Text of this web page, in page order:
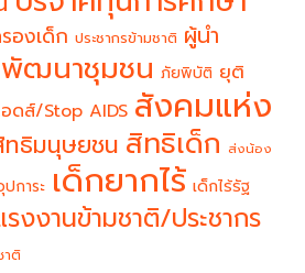
องเด็ก ประชากรข้ามชาติ ผู้นำ
พัฒนาชุมชน ภัยพิบัติ ยุติ
ดส์/Stop AIDS สังคมแห่ง
ธิมนุษยชน สิทธิเด็ก ส่งน้อง
การะ เด็กยากไร้ เด็กไร้รัฐ
รงงานข้ามชาติ/ประชากร
าติ